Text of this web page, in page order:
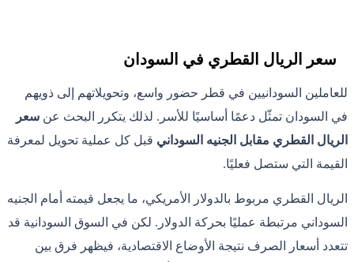
سعر الريال القطري في السودان
للعاملين السودانيين في قطر حضور واسع، وتحويلاتهم إلى ذويهم
في السودان تمثّل دعمًا أساسيًا للأسر. لذلك يتكرر البحث عن سعر
الريال القطري مقابل الجنيه السوداني قبل كل عملية تحويل لمعرفة
القيمة التي ستصل فعليًا.
الريال القطري مربوط بالدولار الأمريكي، ما يجعل قيمته أمام الجنيه
السوداني مرتبطة عمليًا بحركة الدولار. لكن في السوق السودانية قد
تتعدد أسعار الصرف نتيجة الأوضاع الاقتصادية، فيظهر فرق بين